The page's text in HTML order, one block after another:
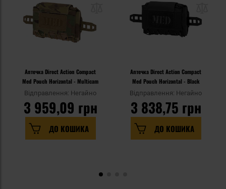
Аптечка Direct Action Compact
Med Pouch Horizontal - Multicam
Відправлення: Негайно
3 959,09 грн
ДО КОШИКА
Аптечка Direct Action Compact
Med Pouch Horizontal - Black
Відправлення: Негайно
3 838,75 грн
ДО КОШИКА